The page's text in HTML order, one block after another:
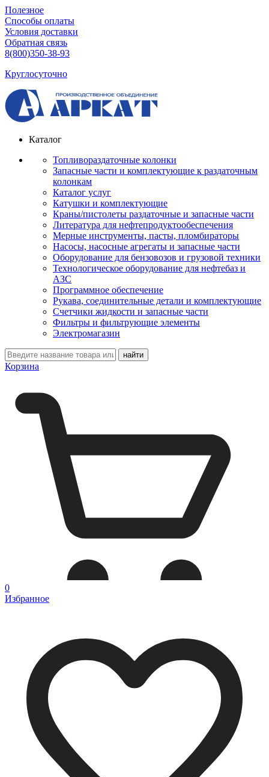
Полезное
Способы оплаты
Условия доставки
Обратная связь
8(800)350-38-93
Круглосуточно
Каталог
Топливораздаточные колонки
Запасные части и комплектующие к раздаточным
колонкам
Каталог услуг
Катушки и комплектующие
Краны/пистолеты раздаточные и запасные части
Литература для нефтепродуктообеспечения
Мерные инструменты, пасты, пломбираторы
Насосы, насосные агрегаты и запасные части
Оборудование для бензовозов и грузовой техники
Технологическое оборудование для нефтебаз и
АЗС
Программное обеспечение
Рукава, соединительные детали и комплектующие
Счетчики жидкости и запасные части
Фильтры и фильтрующие элементы
Электромагазин
Корзина
0
Избранное